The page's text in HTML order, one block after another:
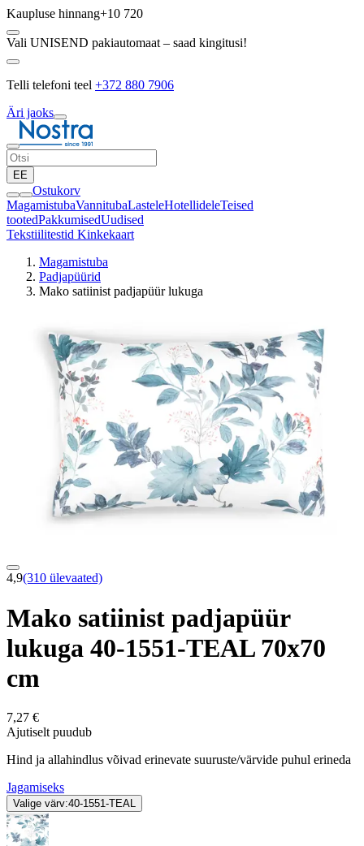
Kaupluse hinnang+10 720
Vali UNISEND pakiautomaat – saad kingitusi!
Telli telefoni teel +372 880 7906
Äri jaoks
EE
Ostukorv
MagamistubaVannitubaLasteleHotellideleTeised
tootedPakkumisedUudised
Tekstiilitestid Kinkekaart
Magamistuba
Padjapüürid
Mako satiinist padjapüür lukuga
4,9(310 ülevaated)
Mako satiinist padjapüür
lukuga 40-1551-TEAL 70x70
cm
7,27 €
Ajutiselt puudub
Hind ja allahindlus võivad erinevate suuruste/värvide puhul erineda
Jagamiseks
Valige värv:40-1551-TEAL